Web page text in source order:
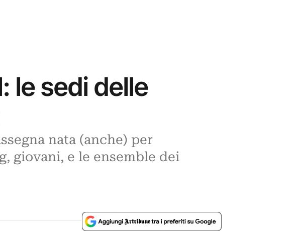
le sedi delle
nata (anche) per
giovani, e le ensemble dei